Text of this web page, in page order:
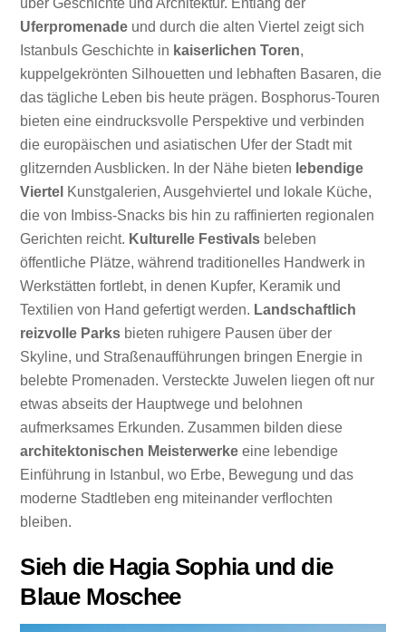
Uferpromenade und durch die alten Viertel zeigt sich
Istanbuls Geschichte in kaiserlichen Toren,
kuppelgekrönten Silhouetten und lebhaften Basaren, die
das tägliche Leben bis heute prägen. Bosphorus-Touren
bieten eine eindrucksvolle Perspektive und verbinden
die europäischen und asiatischen Ufer der Stadt mit
glitzernden Ausblicken. In der Nähe bieten lebendige
Viertel Kunstgalerien, Ausgehviertel und lokale Küche,
die von Imbiss-Snacks bis hin zu raffinierten regionalen
Gerichten reicht. Kulturelle Festivals beleben
öffentliche Plätze, während traditionelles Handwerk in
Werkstätten fortlebt, in denen Kupfer, Keramik und
Textilien von Hand gefertigt werden. Landschaftlich
reizvolle Parks bieten ruhigere Pausen über der
Skyline, und Straßenaufführungen bringen Energie in
belebte Promenaden. Versteckte Juwelen liegen oft nur
etwas abseits der Hauptwege und belohnen
aufmerksames Erkunden. Zusammen bilden diese
architektonischen Meisterwerke eine lebendige
Einführung in Istanbul, wo Erbe, Bewegung und das
moderne Stadtleben eng miteinander verflochten
bleiben.
Sieh die Hagia Sophia und die
Blaue Moschee